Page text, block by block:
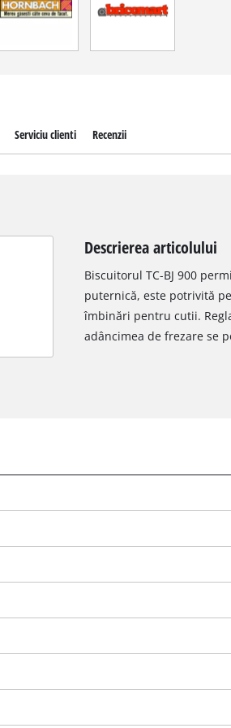
Serviciu clienti Recenzii
Descrierea articolului
Biscuitorul TC-BJ 900
puternică, este potrivită
îmbinări pentru cutii.
adâncimea de frezare se